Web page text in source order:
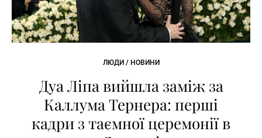
ЛЮДИ / НОВИНИ
Дуа Ліпа вийшла заміж за
Каллума Тернера: перші
кадри з таємної церемонії в